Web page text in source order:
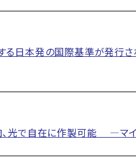
る日本発の国際基準が発
光で自在に作製可能 ―マイ